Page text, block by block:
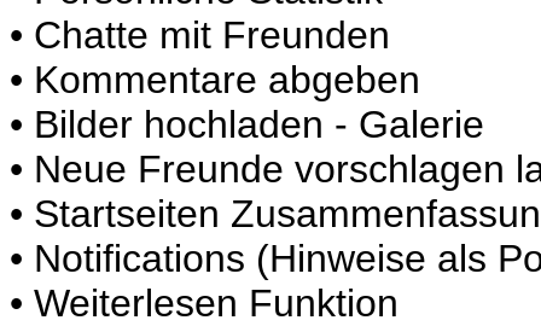
• Chatte mit Freunden
• Kommentare abgeben
• Bilder hochladen - Galerie
• Neue Freunde vorschlagen
• Startseiten
• Notifications (Hinweise als
• Weiterlesen Funktion